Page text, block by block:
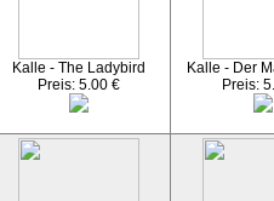
Kalle - The Ladybird
Preis: 5.00 €
Kalle - Der
Preis: